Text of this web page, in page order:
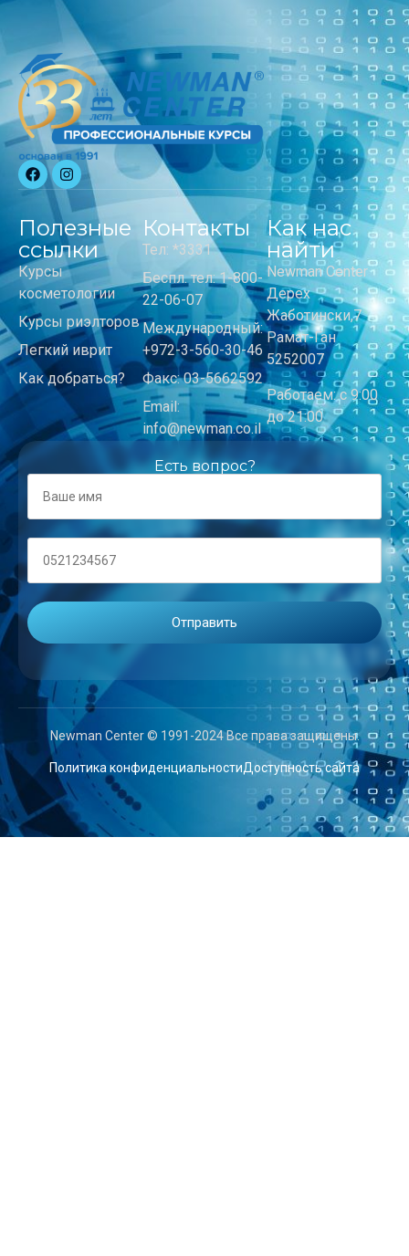
Полезные
ссылки
Курсы
косметологии
Курсы риэлторов
Легкий иврит
Как добраться?
Контакты
Тел: *3331
Беспл. тел: 1-800-
22-06-07
Международный:
+972-3-560-30-46
Факс: 03-5662592
Email:
info@newman.co.il
Как нас
найти
Newman Center
Дерех
Жаботински,7
Рамат-Ган
5252007
Работаем: с 9:00
до 21:00
Есть вопрос?
Newman Center © 1991-2024 Все права защищены.
Политика конфиденциальностиДоступность сайта